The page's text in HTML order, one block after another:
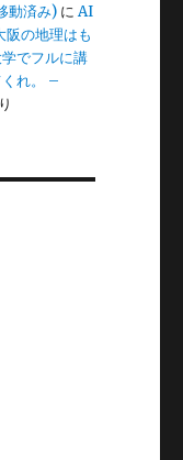
動済み) にAI
の地理はも
でフルに講
れ。 –